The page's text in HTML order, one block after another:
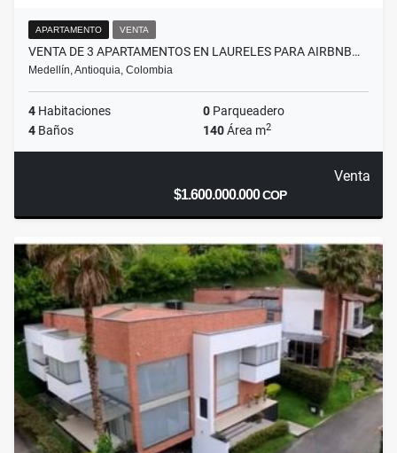
APARTAMENTO VENTA
VENTA DE 3 APARTAMENTOS EN LAURELES PARA AIRBNB…
Medellín, Antioquia, Colombia
4 Habitaciones 0 Parqueadero
4 Baños 140Área m2
Venta
$1.600.000.000COP